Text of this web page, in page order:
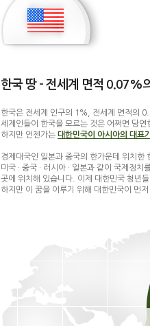
한국 땅 - 전세계 면적 0.07%
한국은 전세계 인구의 1%, 전세계 면적의
세계인들이 한국을 모르는 것은 어쩌면 당연
하지만 언젠가는 대한민국이 아시아의 대표
경제대국인 일본과 중국의 한가운데 위치한
미국 · 중국 · 러시아 · 일본과 같이 국제정
곳에 위치해 있습니다. 이제 대한민국 청년
하지만 이 꿈을 이루기 위해 대한민국이 먼